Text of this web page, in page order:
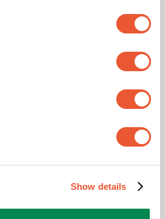
Show details